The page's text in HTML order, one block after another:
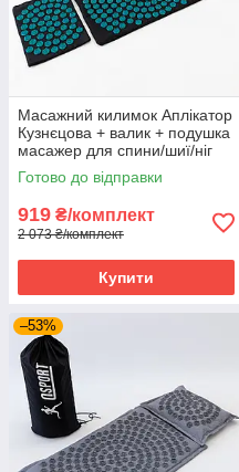
Масажний килимок Аплікатор
Кузнєцова + валик + подушка
масажер для спини/шиї/ніг
OSPORT Lotus Set (n-0003)
Чорно-бірюзовий
Готово до відправки
919 ₴/комплект
2 073 ₴/комплект
Купити
–53%